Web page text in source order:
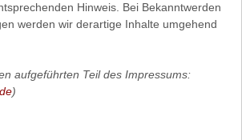
Hinweis. Bei Bekanntwerden
werden wir derartige Inhalte umgehend
aufgeführten Teil des Impressums:
)